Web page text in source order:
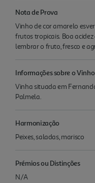
Nota de Prova
Vinho de cor amarelo
frutos tropicais. Boa
lembrar o fruto, fresco e
Informações sobre o Vinho
Vinha situada em
Palmela.
Harmonização
Peixes, saladas, marisco
Prémios ou Distinções
N/A